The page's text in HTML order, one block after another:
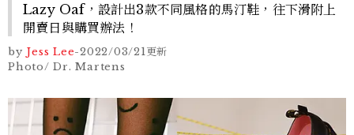
Lazy Oaf，設計出3款不同風格的馬汀鞋，往下滑附上
開賣日與購買辦法！
by Jess Lee-2022/03/21更新
Photo/ Dr. Martens